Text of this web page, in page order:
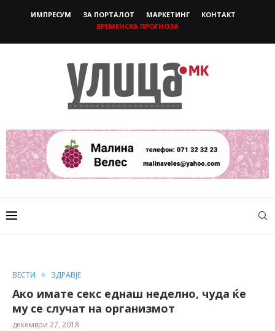
ИМПРЕСУМ ЗА ПОРТАЛОТ МАРКЕТИНГ
КОНТАКТ
ВРЕМЕНСКА ПРОГНОЗА
ВЕСТИ ЗДРАВЈЕ
Ако имате секс еднаш неделно, чуда ќе
му се случат на организмот
декември 27, 2018